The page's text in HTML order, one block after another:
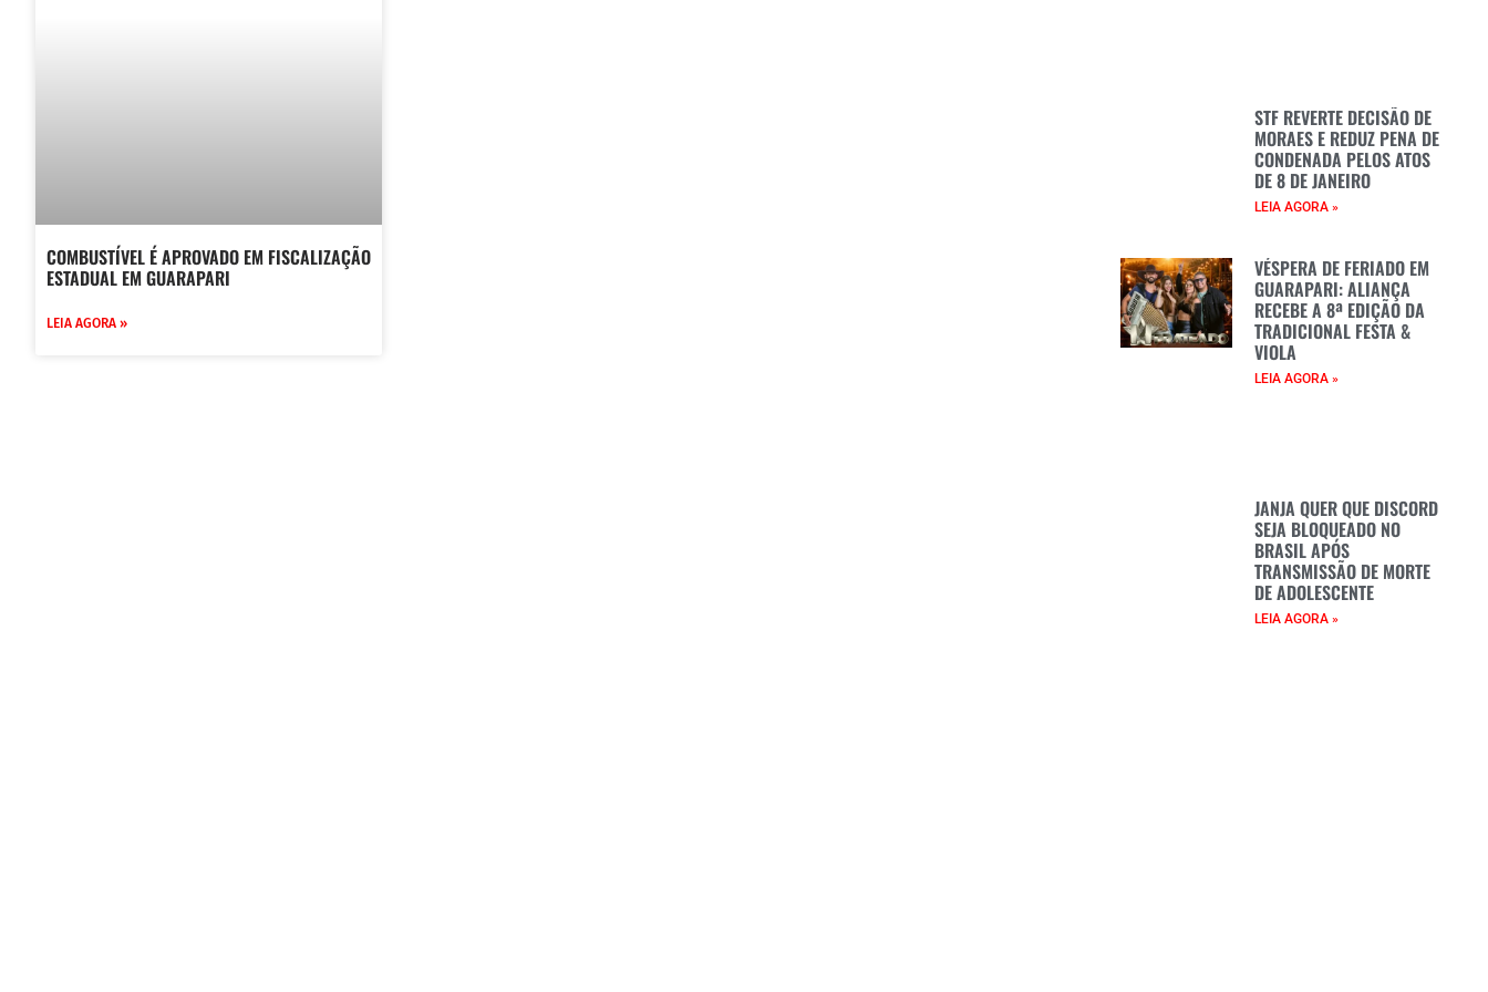
COMBUSTÍVEL É APROVADO EM FISCALIZAÇÃO
ESTADUAL EM GUARAPARI
LEIA AGORA »
STF REVERTE DECISÃO DE
MORAES E REDUZ PENA DE
CONDENADA PELOS ATOS
DE 8 DE JANEIRO
LEIA AGORA »
VÉSPERA DE FERIADO EM
GUARAPARI: ALIANÇA
RECEBE A 8ª EDIÇÃO DA
TRADICIONAL FESTA &
VIOLA
LEIA AGORA »
JANJA QUER QUE DISCORD
SEJA BLOQUEADO NO
BRASIL APÓS
TRANSMISSÃO DE MORTE
DE ADOLESCENTE
LEIA AGORA »